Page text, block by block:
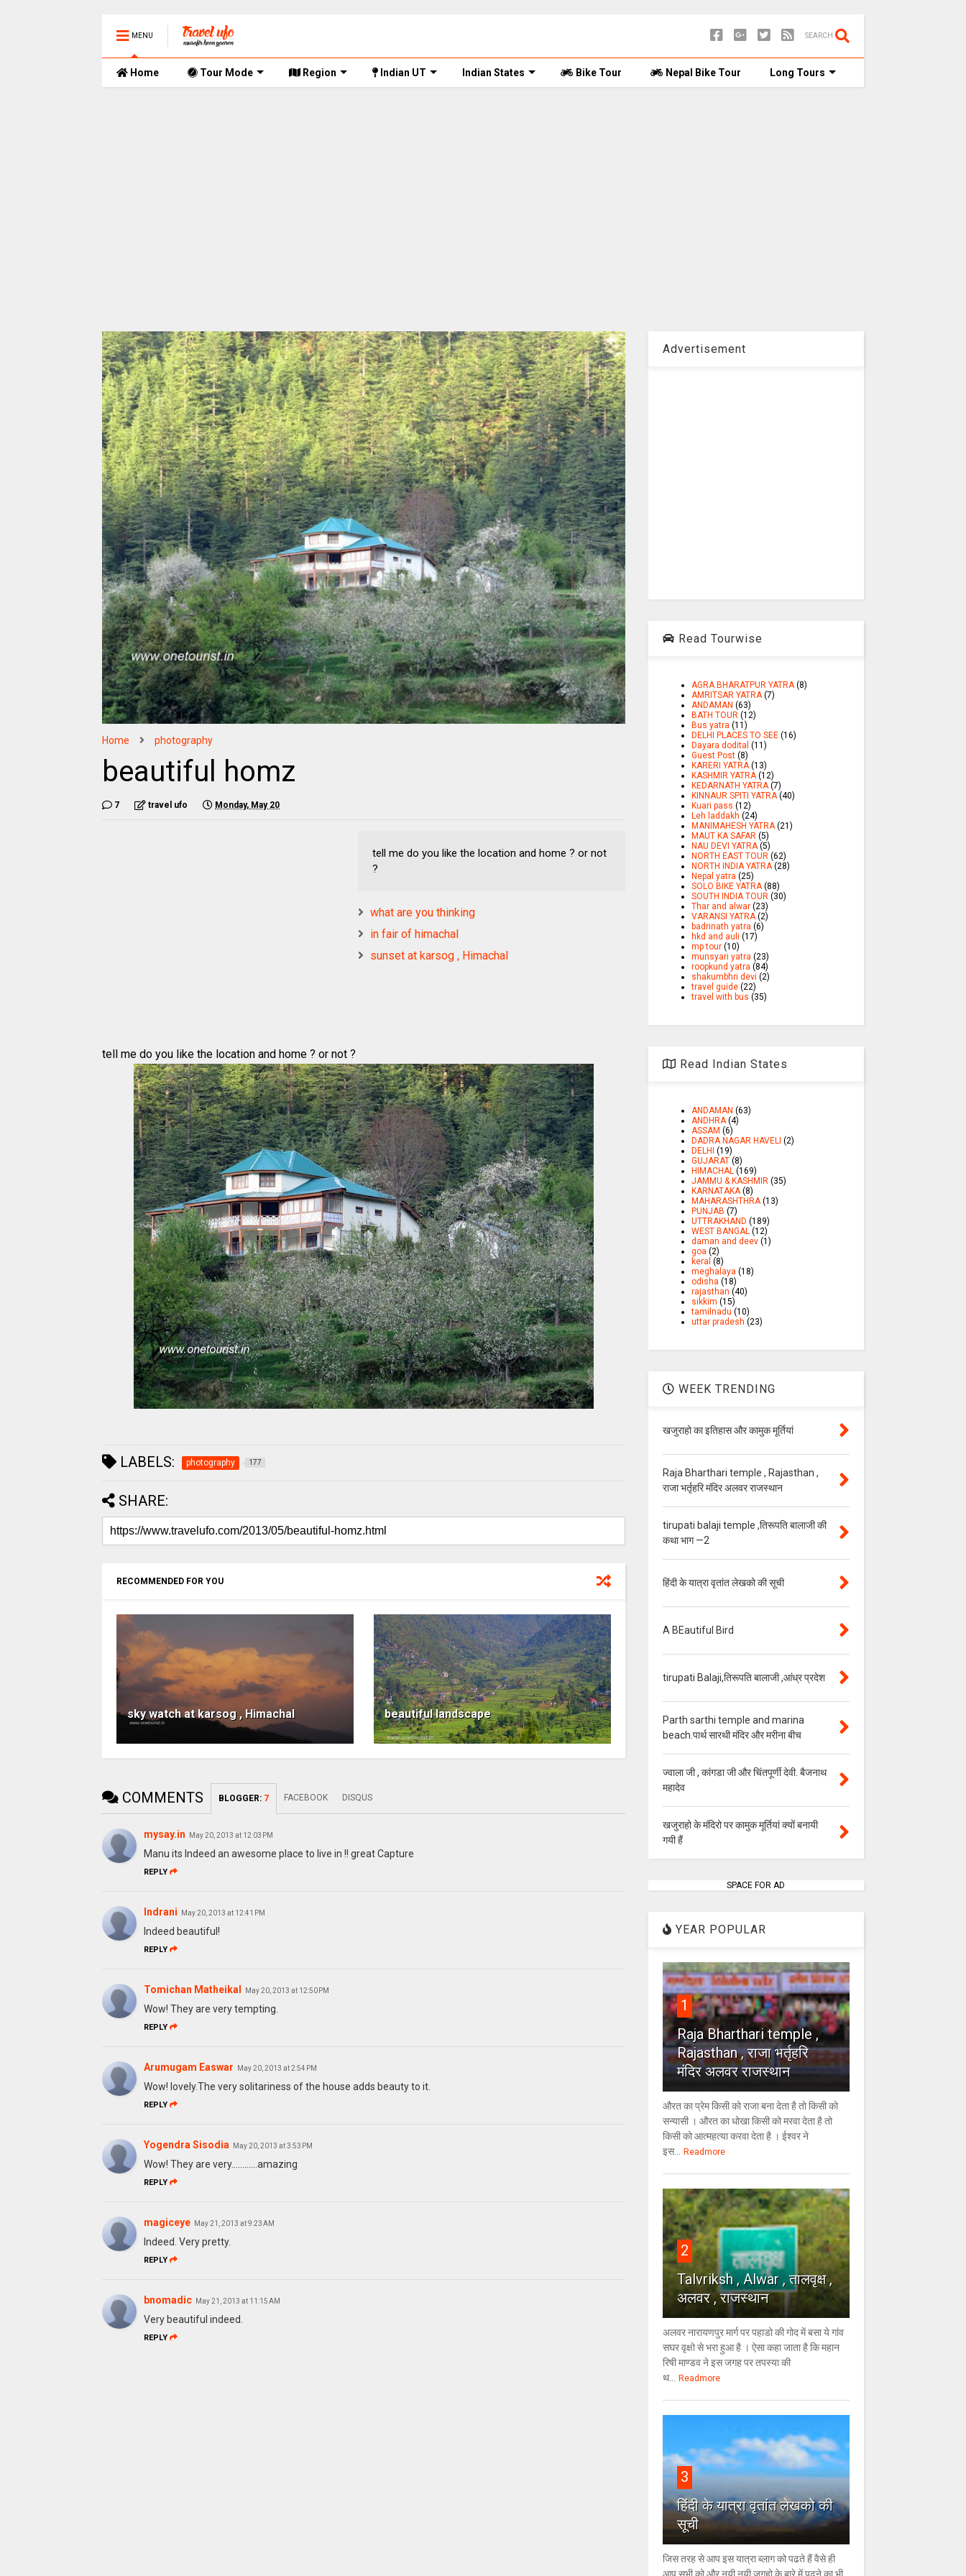
MENU SEARCH
Home Tour Mode Region Indian UT Indian States Bike Tour Nepal Bike Tour Long Tours
Home photography
beautiful homz
7 travel ufo Monday, May 20
tell me do you like the location and home ? or not
?
what are you thinking
in fair of himachal
sunset at karsog , Himachal
tell me do you like the location and home ? or not ?
LABELS: photography 177
SHARE:
RECOMMENDED FOR YOU
sky watch at karsog , Himachal beautiful landscape
COMMENTS BLOGGER: 7 FACEBOOK DISQUS
mysay.in May 20, 2013 at 12:03 PM
Manu its Indeed an awesome place to live in !! great Capture
REPLY
Indrani May 20, 2013 at 12:41 PM
Indeed beautiful!
REPLY
Tomichan Matheikal May 20, 2013 at 12:50 PM
Wow! They are very tempting.
REPLY
Arumugam Easwar May 20, 2013 at 2:54 PM
Wow! lovely.The very solitariness of the house adds beauty to it.
REPLY
Yogendra Sisodia May 20, 2013 at 3:53 PM
Wow! They are very............amazing
REPLY
magiceye May 21, 2013 at 9:23 AM
Indeed. Very pretty.
REPLY
bnomadic May 21, 2013 at 11:15 AM
Very beautiful indeed.
REPLY
Advertisement
Read Tourwise
AGRA BHARATPUR YATRA (8)
AMRITSAR YATRA (7)
ANDAMAN (63)
BATH TOUR (12)
Bus yatra (11)
DELHI PLACES TO SEE (16)
Dayara dodital (11)
Guest Post (8)
KARERI YATRA (13)
KASHMIR YATRA (12)
KEDARNATH YATRA (7)
KINNAUR SPITI YATRA (40)
Kuari pass (12)
Leh laddakh (24)
MANIMAHESH YATRA (21)
MAUT KA SAFAR (5)
NAU DEVI YATRA (5)
NORTH EAST TOUR (62)
NORTH INDIA YATRA (28)
Nepal yatra (25)
SOLO BIKE YATRA (88)
SOUTH INDIA TOUR (30)
Thar and alwar (23)
VARANSI YATRA (2)
badrinath yatra (6)
hkd and auli (17)
mp tour (10)
munsyari yatra (23)
roopkund yatra (84)
shakumbhri devi (2)
travel guide (22)
travel with bus (35)
Read Indian States
ANDAMAN (63)
ANDHRA (4)
ASSAM (6)
DADRA NAGAR HAVELI (2)
DELHI (19)
GUJARAT (8)
HIMACHAL (169)
JAMMU & KASHMIR (35)
KARNATAKA (8)
MAHARASHTHRA (13)
PUNJAB (7)
UTTRAKHAND (189)
WEST BANGAL (12)
daman and deev (1)
goa (2)
keral (8)
meghalaya (18)
odisha (18)
rajasthan (40)
sikkim (15)
tamilnadu (10)
uttar pradesh (23)
WEEK TRENDING
खजुराहो का इतिहास और कामुक मूर्तियां
Raja Bharthari temple , Rajasthan ,
राजा भर्तृहरि मंदिर अलवर राजस्थान
tirupati balaji temple ,तिरूपति बालाजी की
कथा भाग —2
हिंदी के यात्रा वृतांत लेखको की सूची
A BEautiful Bird
tirupati Balaji,तिरूपति बालाजी ,आंध्र प्रदेश
Parth sarthi temple and marina
beach.पार्थ सारथी मंदिर और मरीना बीच
ज्वाला जी , कांगडा जी और चिंतपूर्णी देवी. बैजनाथ
महादेव
खजुराहो के मंदिरो पर कामुक मूर्तियां क्यों बनायी
गयी हैं
SPACE FOR AD
YEAR POPULAR
1
Raja Bharthari temple ,
Rajasthan , राजा भर्तृहरि
मंदिर अलवर राजस्थान
औरत का प्रेम किसी को राजा बना देता है तो किसी को
सन्यासी । औरत का धोखा किसी को मरवा देता है तो
किसी को आत्महत्या करवा देता है । ईश्वर ने
इस...
Readmore
2
Talvriksh , Alwar , तालवृक्ष ,
अलवर , राजस्थान
अलवर नारायणपुर मार्ग पर पहाडो की गोद में बसा ये गांव
सघर वृक्षो से भरा हुआ है । ऐसा कहा जाता है कि महान
रिषी माण्डव ने इस जगह पर तपस्या की
थ...
Readmore
3
हिंदी के यात्रा वृतांत लेखको की
सूची
जिस तरह से आप इस यात्रा ब्लाग को पढते हैं वैसे ही